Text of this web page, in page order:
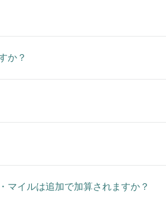
か？
マイルは追加で加算されますか？